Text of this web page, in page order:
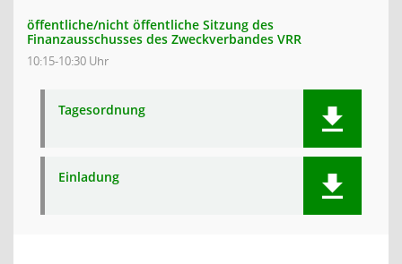
öffentliche/nicht öffentliche Sitzung des
Finanzausschusses des Zweckverbandes VRR
10:15-10:30 Uhr
Tagesordnung
Einladung